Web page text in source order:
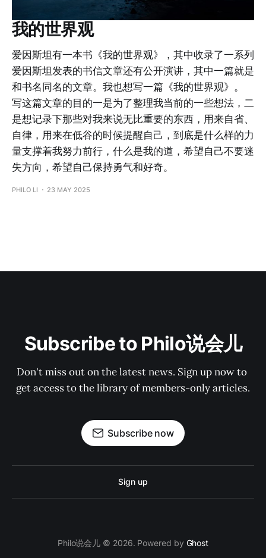
我的世界观
爱因斯坦有一本书《我的世界观》，其中收录了一系列
爱因斯坦发表的书信文章还有公开演讲，其中一篇就是
和书名同名的文章。我也想写一篇《我的世界观》。
写这篇文章的目的一是为了整理我当前的一些想法，二
是想记录下那些对我来说无比重要的东西，用来自省、
自律，用来在低谷的时候提醒自己，到底是什么样的力
量支撑着我努力前行，什么是我的道，希望自己不要迷
失方向，希望自己保持勇气和好奇。
PHILO LI 23 MAY 2025
Subscribe to Philo说会儿
Don't miss out on the latest news. Sign up now to
get access to the library of members-only articles.
Subscribe now
Sign up
Philo说会儿 © 2026. Powered by Ghost